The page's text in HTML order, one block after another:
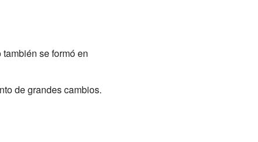
se formó en
de grandes cambios.